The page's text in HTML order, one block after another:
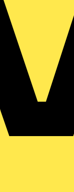
legen, um